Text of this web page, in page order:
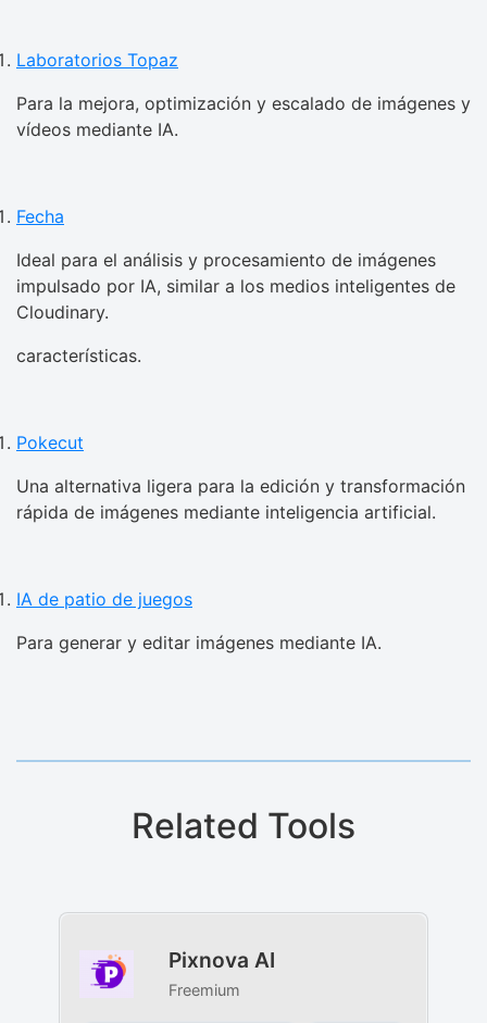
Laboratorios Topaz
Para la mejora, optimización y escalado de imágenes y
vídeos mediante IA.
Fecha
Ideal para el análisis y procesamiento de imágenes
impulsado por IA, similar a los medios inteligentes de
Cloudinary.
características.
Pokecut
Una alternativa ligera para la edición y transformación
rápida de imágenes mediante inteligencia artificial.
IA de patio de juegos
Para generar y editar imágenes mediante IA.
Related Tools
Pixnova AI
Freemium